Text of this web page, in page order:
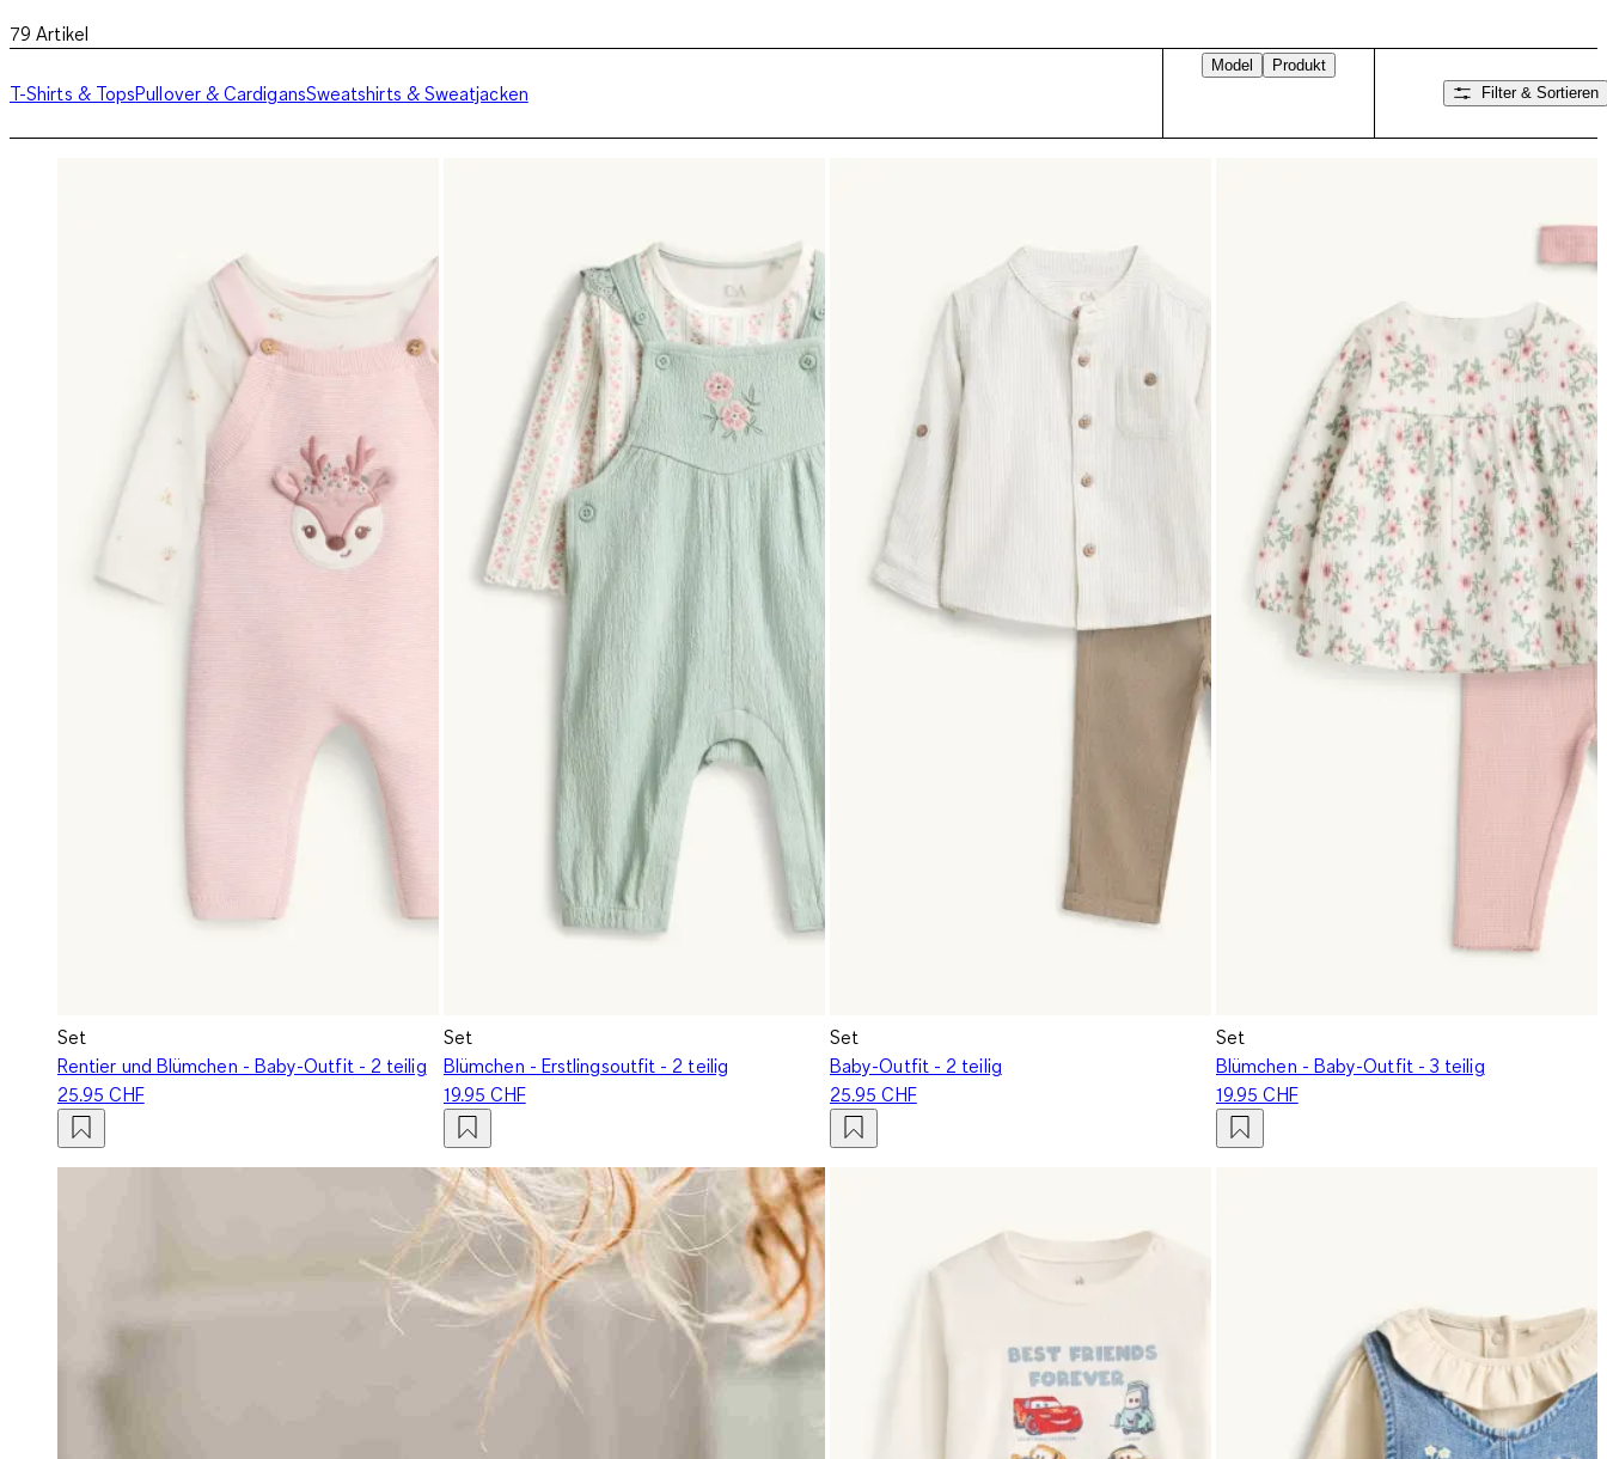
79 Artikel
T-Shirts & TopsPullover & CardigansSweatshirts & Sweatjacken
Model
Produkt
Filter & Sortieren
Set
Rentier und Blümchen - Baby-Outfit - 2 teilig
25.95 CHF
Set
Blümchen - Erstlingsoutfit - 2 teilig
19.95 CHF
Set
Baby-Outfit - 2 teilig
25.95 CHF
Set
Blümchen - Baby-Outfit - 3 teilig
19.95 CHF